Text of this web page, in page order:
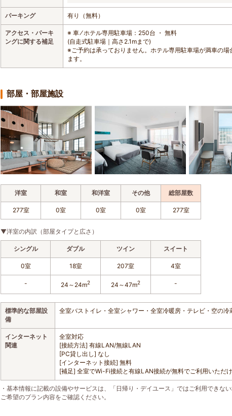
パーキング 有り（無料）
アクセス・パーキ
ングに関する補足
※ 車 ⁄ ホテル専用駐車場：250台 ・ 無料
(自走式駐車場｜高さ2.1mまで)
※ご予約は承っておりません。ホテル専用駐車場が満車の
ます。
部屋・部屋施設
洋室 和室 和洋室 その他 総部屋数
277室 0室 0室 0室 277室
▼洋室の内訳（部屋タイプと広さ）
シングル ダブル ツイン スイート
0室 18室 207室 4室
- 24～24m2 24～47m2 -
標準的な部屋設
備
全室バストイレ・全室シャワー・全室冷暖房・テレビ・空の冷
インターネット
関連
全室対応
[接続方法] 有線LAN/無線LAN
[PC貸し出し] なし
[インターネット接続] 無料
[補足] 全室でWi-Fi接続と有線LAN接続が無料でご利用いただけ
・基本情報に記載の設備やサービスは、「日帰り・デイユース」ではご利用できない
ご希望のプラン内容をご確認ください。